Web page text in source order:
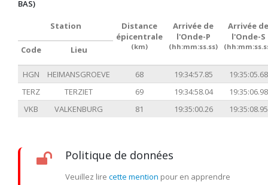
BAS)
Station
Distance
épicentrale
(km)
Arrivée de
l'Onde-P
(hh:mm:ss.ss)
Arrivée de
l'Onde-S
Code Lieu
HGN HEIMANSGROEVE 68 19:34:57.85
19:35:05.68
TERZ
TERZIET 69 19:34:58.04
19:35:06.98
VKB
VALKENBURG 81 19:35:00.26 19:35:08.95
Politique de données
Veuillez lire cette mention pour en apprendre